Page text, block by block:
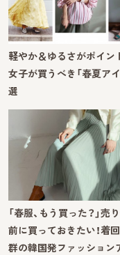
軽やか＆ゆるさがポイン
女子が買うべき「春夏ア
選
「春服、もう買った？」売
前に買っておきたい！着
群の韓国発ファッション